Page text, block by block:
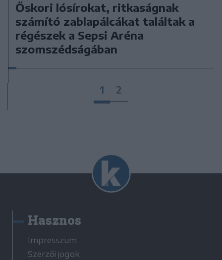
Őskori lósírokat, ritkaságnak
számító zablapálcákat találtak a
régészek a Sepsi Aréna
szomszédságában
1 2
Hasznos
Impresszum
Szerzői jogok